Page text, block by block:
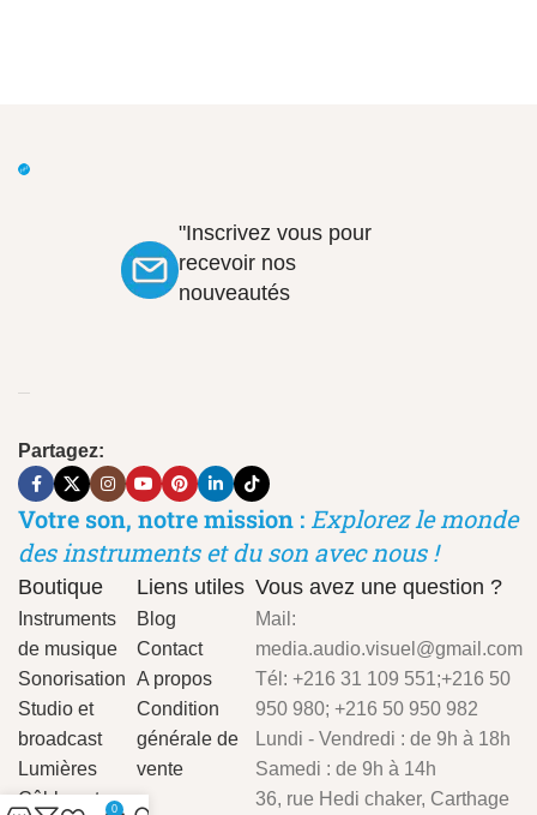
"Inscrivez vous pour
recevoir nos
nouveautés
Partagez:
Votre son, notre mission : Explorez le monde
des instruments et du son avec nous !
Boutique
Instruments
de musique
Sonorisation
Studio et
broadcast
Lumières
Câbles et
Liens utiles
Blog
Contact
A propos
Condition
générale de
vente
Vous avez une question ?
Mail:
media.audio.visuel@gmail.com
Tél: +216 31 109 551;+216 50
950 980; +216 50 950 982
Lundi - Vendredi : de 9h à 18h
Samedi : de 9h à 14h
36, rue Hedi chaker, Carthage
0